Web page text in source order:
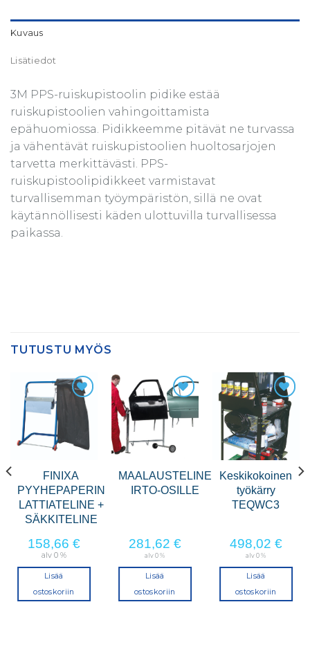
Kuvaus
Lisätiedot
3M PPS-ruiskupistoolin pidike estää
ruiskupistoolien vahingoittamista
epähuomiossa. Pidikkeemme pitävät ne turvassa
ja vähentävät ruiskupistoolien huoltosarjojen
tarvetta merkittävästi. PPS-
ruiskupistoolipidikkeet varmistavat
turvallisemman työympäristön, sillä ne ovat
käytännöllisesti käden ulottuvilla turvallisessa
paikassa.
TUTUSTU MYÖS
FINIXA
PYYHEPAPERIN
LATTIATELINE +
SÄKKITELINE
158,66 €
alv 0 %
Lisää
ostoskoriin
MAALAUSTELINE
IRTO-OSILLE
281,62 €
alv 0 %
Lisää
ostoskoriin
Keskikokoinen
työkärry
TEQWC3
498,02 €
alv 0 %
Lisää
ostoskoriin